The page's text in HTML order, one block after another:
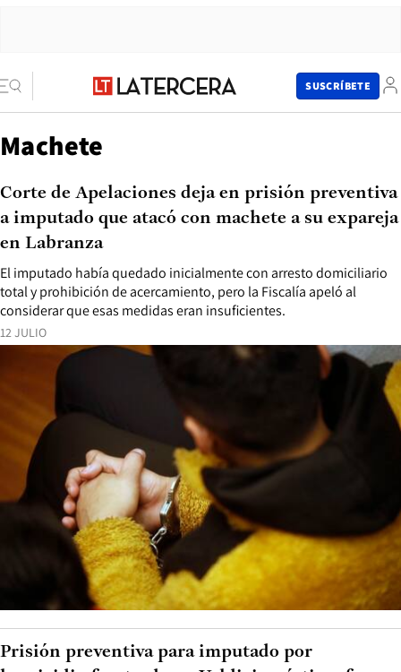
SUSCRÍBETE
Machete
12 JULIO
El imputado había quedado inicialmente con arresto domiciliario
total y prohibición de acercamiento, pero la Fiscalía apeló al
considerar que esas medidas eran insuficientes.
Corte de Apelaciones deja en prisión preventiva
a imputado que atacó con machete a su expareja
en Labranza
Prisión preventiva para imputado por